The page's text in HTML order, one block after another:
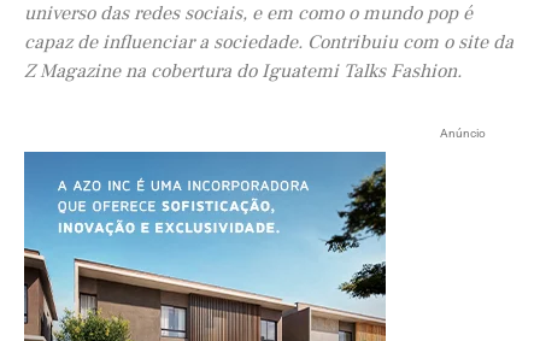
universo das redes sociais, e em como o mundo pop é
capaz de influenciar a sociedade. Contribuiu com o site da
Z Magazine na cobertura do Iguatemi Talks Fashion.
Anúncio